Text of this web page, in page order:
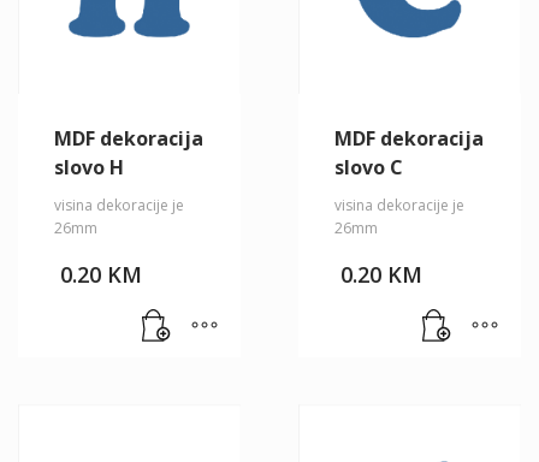
MDF dekoracija
slovo H
visina dekoracije je
26mm
0.20 KM
MDF dekoracija
slovo C
visina dekoracije je
26mm
0.20 KM